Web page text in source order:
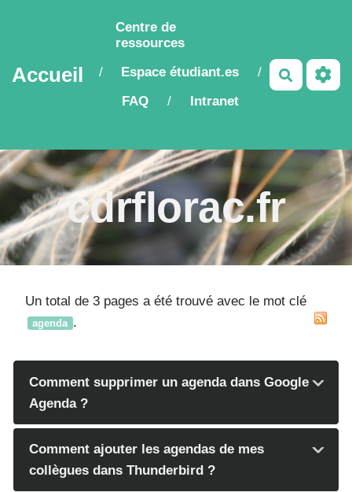
Aller au contenu principal
Accueil
Centre de
ressources
/
Espace étudiant.es
/
FAQ
/ Intranet
cdrflorac.fr
Un total de 3 pages a été trouvé avec le mot clé
agenda .
Comment supprimer un agenda dans Google
Agenda ?
Comment ajouter les agendas de mes
collègues dans Thunderbird ?